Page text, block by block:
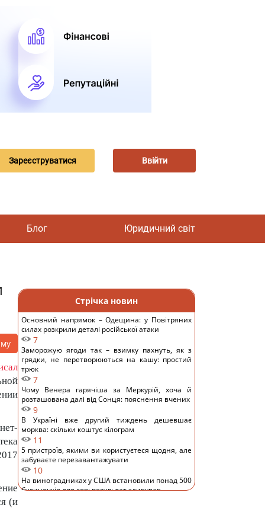
Зареєструватися Ввійти
Блог Юридичний світ
(и
Стрічка новин
Основний напрямок – Одещина: у Повітряних
силах розкрили деталі російської атаки
7
Заморожую ягоди так – взимку пахнуть, як з
грядки, не перетворюються на кашу: простий
трюк
7
Чому Венера гарячіша за Меркурій, хоча й
розташована далі від Сонця: пояснення вчених
9
В Україні вже другий тиждень дешевшає
морква: скільки коштує кілограм
11
5 пристроїв, якими ви користуєтеся щодня, але
забуваєте перезавантажувати
10
На виноградниках у США встановили понад 500
будиночків для сов: результат здивував